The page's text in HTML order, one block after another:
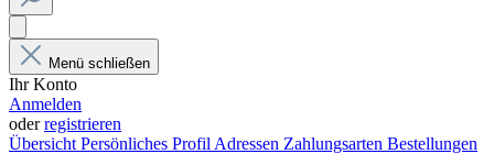
Menü schließen
Ihr Konto
Anmelden
oderregistrieren
Übersicht Persönliches Profil Adressen Zahlungsarten Bestellungen